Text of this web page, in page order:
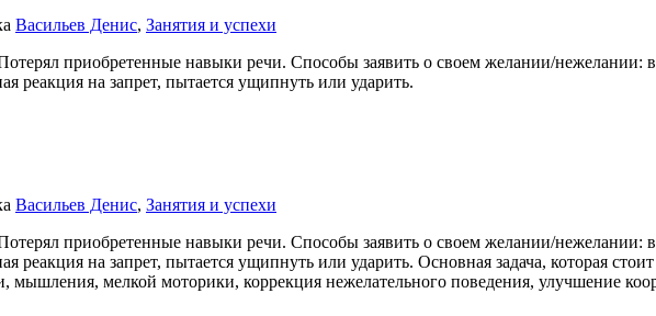
Васильев Денис, Занятия и успехи
приобретенные навыки речи. Способы заявить о своем желании/нежелании:
реакция на запрет, пытается ущипнуть или ударить.
Васильев Денис, Занятия и успехи
приобретенные навыки речи. Способы заявить о своем желании/нежелании:
реакция на запрет, пытается ущипнуть или ударить. Основная задача, которая
мышления, мелкой моторики, коррекция нежелательного поведения, улучшение